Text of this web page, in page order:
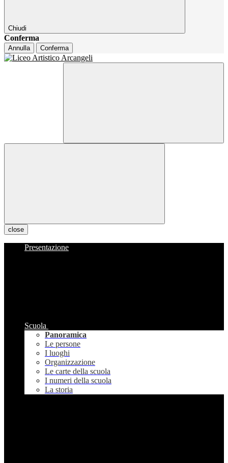
Chiudi
Conferma
Annulla Conferma
close
Presentazione
Scuola
Panoramica
Le persone
I luoghi
Organizzazione
Le carte della scuola
I numeri della scuola
La storia